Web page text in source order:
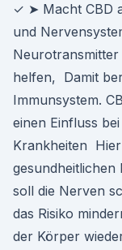
✓ ➤ Macht CBD
und
helfen, Damit
Immunsystem.
einen Einfluss
Krankheiten
soll die Nerven
das Risiko
der Körper